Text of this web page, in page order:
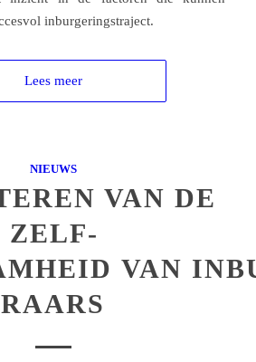
inburgeringstraject.
Lees meer
NIEUWS
VAN DE
ZELF­
VAN
RAARS